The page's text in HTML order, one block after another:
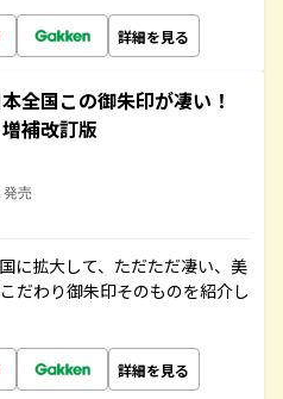
詳細を見る
全国この御朱印が凄い！
補改訂版
発売
に拡大して、ただただ凄い、美
だわり御朱印そのものを紹介し
詳細を見る